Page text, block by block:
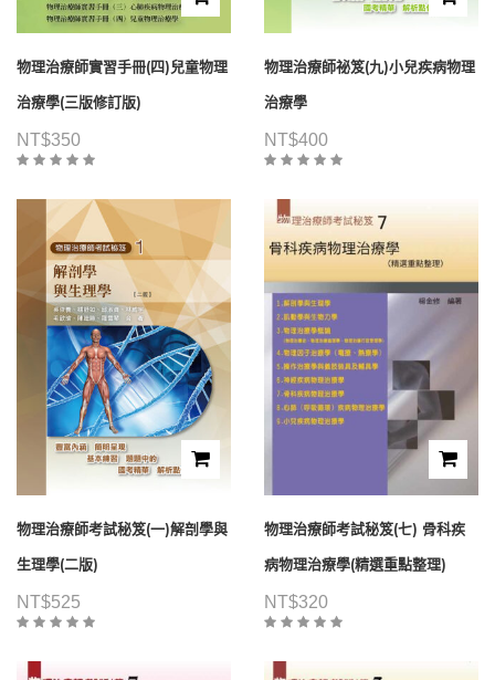
物理治療師實習手冊(四)兒童物理
治療學(三版修訂版)
NT$350
物理治療師祕笈(九)小兒疾病物理
治療學
NT$400
物理治療師考試秘笈(一)解剖學與
生理學(二版)
NT$525
物理治療師考試秘笈(七) 骨科疾
病物理治療學(精選重點整理)
NT$320